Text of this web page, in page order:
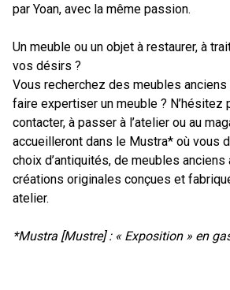
par Yoan, avec la même passion.
Un meuble ou un objet à restaurer, à
vos désirs ?
Vous recherchez des meubles
faire expertiser un meuble ? N’hésitez
contacter, à passer à l’atelier ou au
accueilleront dans le Mustra* où vous
choix d’antiquités, de meubles
créations originales conçues et
atelier.
*Mustra [Mustre] : « Exposition » en